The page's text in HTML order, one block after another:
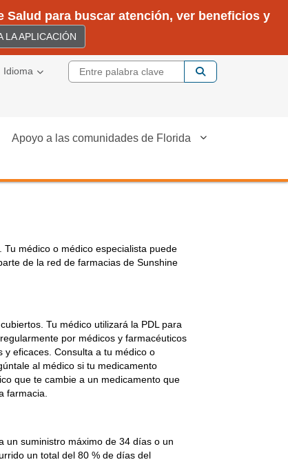
Salud para buscar atención, ver beneficios y
LA APLICACIÓN
Idioma Entre palabra
Apoyo a las comunidades de Florida
médico o médico especialista puede
de la red de farmacias de Sunshine
Tu médico utilizará la PDL para
por médicos y farmacéuticos
eficaces. Consulta a tu médico o
al médico si tu medicamento
que te cambie a un medicamento que
farmacia.
un suministro máximo de 34 días o un
un total del 80 % de días del